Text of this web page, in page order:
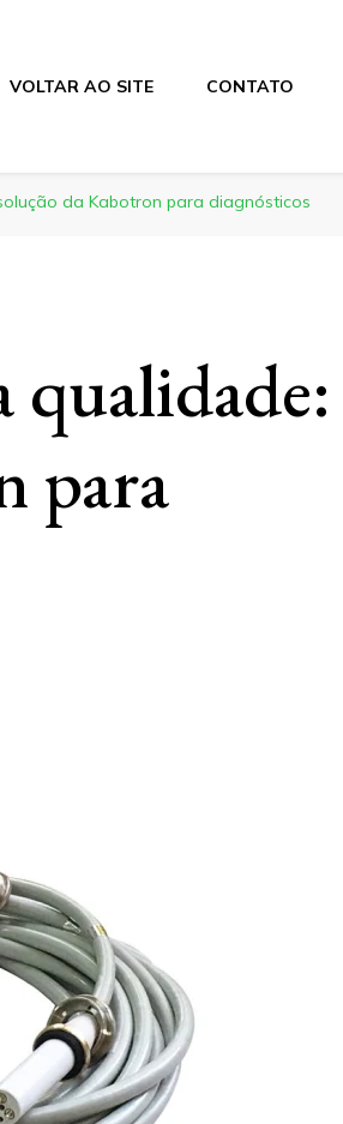
VOLTAR AO SITE CONTATO
da Kabotron para diagnósticos
qualidade:
para